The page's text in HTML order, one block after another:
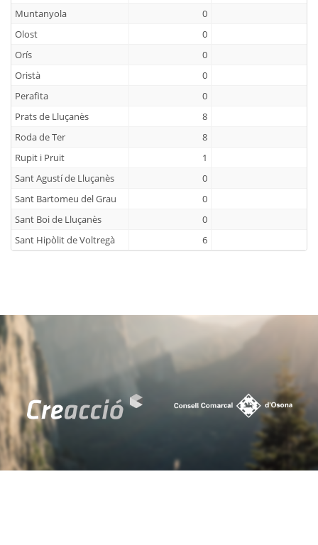
Muntanyola
0
Olost
0
Orís
0
Oristà
0
Perafita
0
Prats de Lluçanès
8
Roda de Ter
8
Rupit i Pruit
1
Sant Agustí de Lluçanès
0
Sant Bartomeu del Grau
0
Sant Boi de Lluçanès
0
Sant Hipòlit de Voltregà
6
Sant Pere de Torelló
Sant Quirze de Besora
Sant Sadurní d'Osormort
2
Sant Vicenç de Torelló
Santa Cecília de Voltregà
0
Santa Eugènia de Berga
Santa Eulàlia de Riuprimer
Santa Maria de Besora